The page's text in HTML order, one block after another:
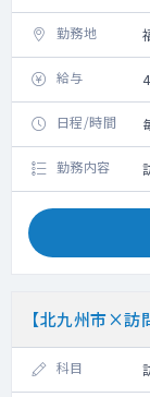
勤務地
給与
日程/時間
勤務内容
【北九州市×訪
科目